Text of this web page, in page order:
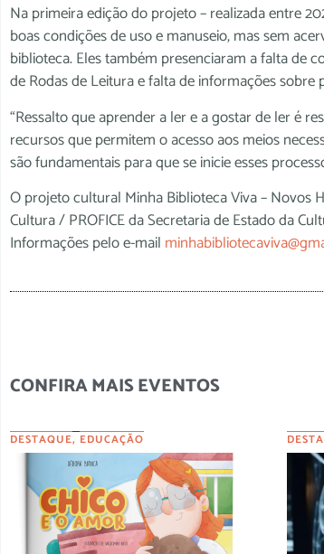
Na primeira edição do projeto – realizada entre
boas condições de uso e manuseio, mas sem
biblioteca. Eles também presenciaram a falta de
de Rodas de Leitura e falta de informações sobre
“Ressalto que aprender a ler e a gostar de ler é
recursos que permitem o acesso aos meios
são fundamentais para que se inicie esses
O projeto cultural Minha Biblioteca Viva – Novos
Cultura / PROFICE da Secretaria de Estado da
Informações pelo e-mail
CONFIRA MAIS EVENTOS
DESTAQUE, EDUCAÇÃO